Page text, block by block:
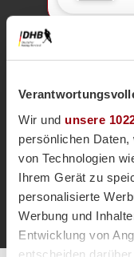
Wir und unsere
persönlichen
von Technologien
Ihrem Gerät zu
personalisierte
Werbung und
Entwicklung von
entscheiden
1'